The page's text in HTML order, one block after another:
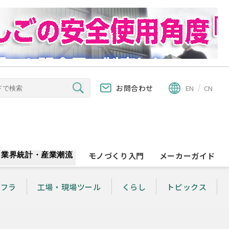
お問合わせ EN CN
業界統計・産業潮流 モノづくり入門 メーカーガイド
ラ 工場・現場ツール くらし トピックス